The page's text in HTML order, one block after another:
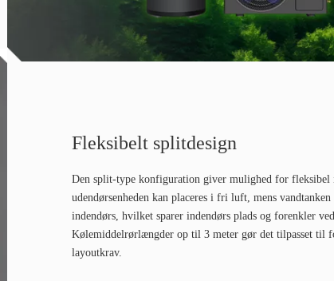
Fleksibelt splitdesign
Den split-type konfiguration giver mulighed for fleksibel
udendørsenheden kan placeres i fri luft, mens
indendørs, hvilket sparer indendørs plads og forenkler
Kølemiddelrørlængder op til 3 meter gør det tilpasset til
layoutkrav.